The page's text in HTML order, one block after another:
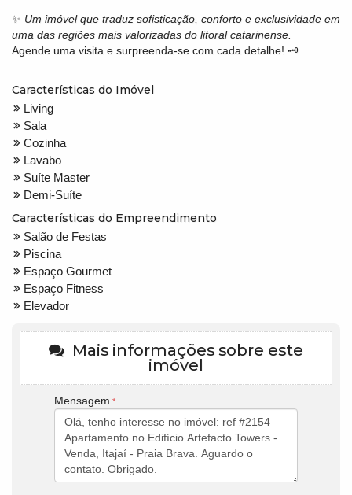
✨ Um imóvel que traduz sofisticação, conforto e exclusividade em
uma das regiões mais valorizadas do litoral catarinense.
Agende uma visita e surpreenda-se com cada detalhe! 🗝️
Características do Imóvel
Living
Sala
Cozinha
Lavabo
Suíte Master
Demi-Suíte
Características do Empreendimento
Salão de Festas
Piscina
Espaço Gourmet
Espaço Fitness
Elevador
Mais informações sobre este
imóvel
Mensagem